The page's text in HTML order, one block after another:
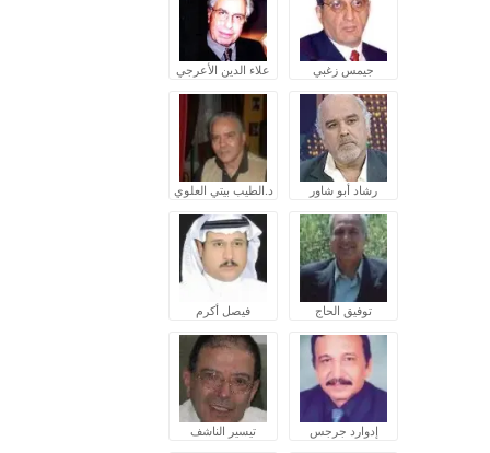
جيمس زغبي علاء الدين الأعرجي
رشاد أبو شاور د.الطيب بيتي العلوي
توفيق الحاج فيصل أكرم
إدوارد جرجس تيسير الناشف